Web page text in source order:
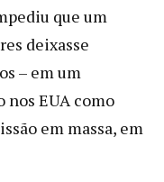
que um
deixasse
– em um
EUA como
em massa, em